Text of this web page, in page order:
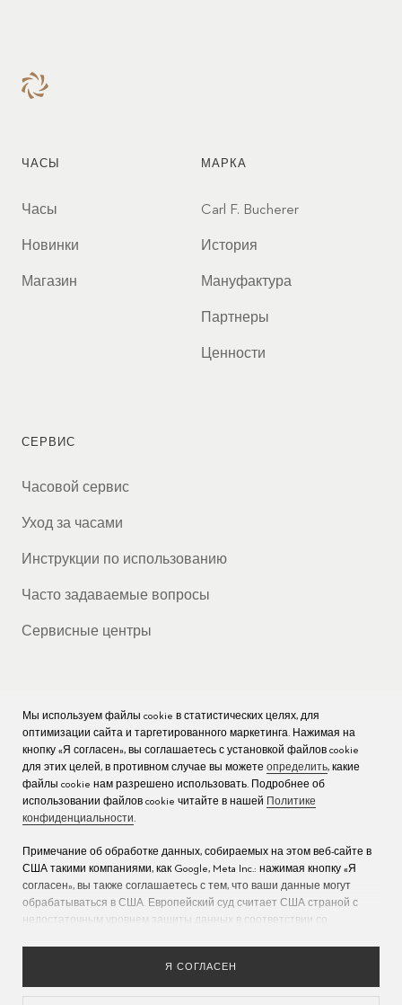
ЧАСЫ
Часы
Новинки
Магазин
МАРКА
Carl F. Bucherer
История
Мануфактура
Партнеры
Ценности
СЕРВИС
Часовой сервис
Уход за часами
Инструкции по использованию
Часто задаваемые вопросы
Сервисные центры
КОМПАНИЯ
Вакансии
Пресс
Мы используем файлы cookie в статистических целях, для
оптимизации сайта и таргетированного маркетинга. Нажимая на
кнопку «Я согласен», вы соглашаетесь с установкой файлов cookie
для этих целей, в противном случае вы можете определить, какие
файлы cookie нам разрешено использовать. Подробнее об
использовании файлов cookie читайте в нашей
Политике
конфиденциальности.
Примечание об обработке данных, собираемых на этом веб-сайте в
США такими компаниями, как Google, Meta Inc.: нажимая кнопку «Я
согласен», вы также соглашаетесь с тем, что ваши данные могут
обрабатываться в США. Европейский суд считает США страной с
недостаточным уровнем защиты данных в соответствии со
только основные файлы cookie, чтобы исключить возможность
описанной выше передачи данных.
Я СОГЛАСЕН